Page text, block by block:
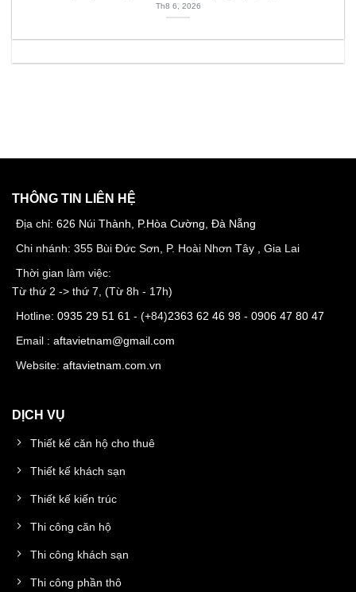
Th8 6, 2026
THÔNG TIN LIÊN HỆ
Địa chỉ: 626 Núi Thành, P.Hòa Cường, Đà Nẵng
Chi nhánh: 355 Bùi Đức Sơn, P. Hoài Nhơn Tây , Gia Lai
Thời gian làm việc:
Từ thứ 2 -> thứ 7, (Từ 8h - 17h)
Hotline: 0935 29 51 61 - (+84)2363 62 46 98 - 0906 47 80 47
Email : aftavietnam@gmail.com
Website: aftavietnam.com.vn
DỊCH VỤ
Thiết kế căn hộ cho thuê
Thiết kế khách sạn
Thiết kế kiến trúc
Thi công căn hộ
Thi công khách sạn
Thi công phần thô